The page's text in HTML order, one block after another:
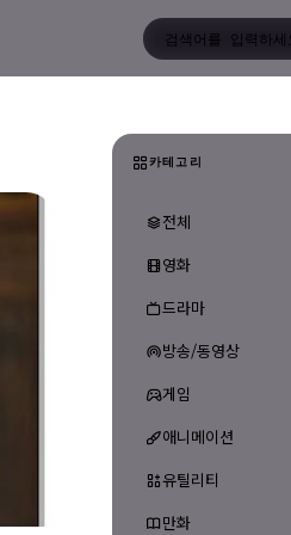
검색
카테고리
전체
영화
드라마
방송/동영상
게임
애니메이션
유틸리티
만화